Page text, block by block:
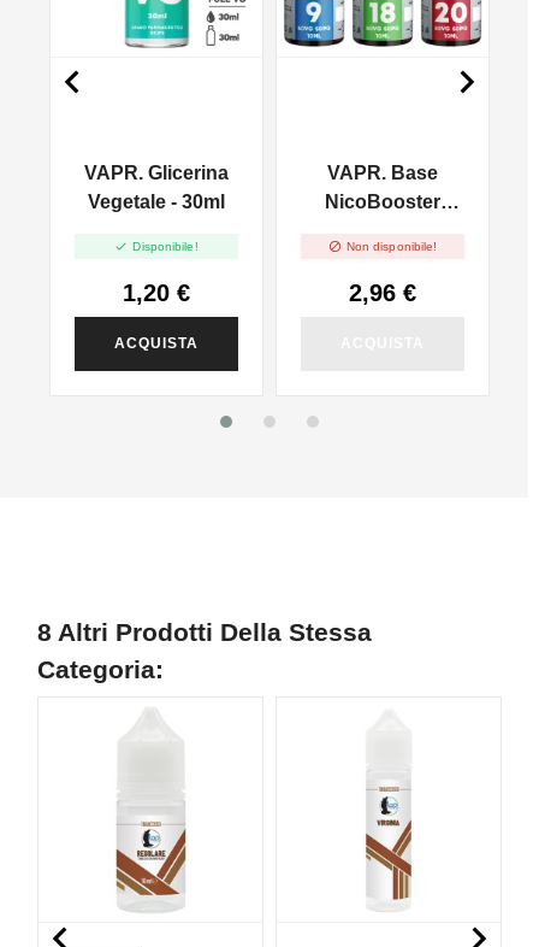
VAPR. Glicerina
Vegetale - 30ml
 Disponibile!
1,20 €
ACQUISTA
VAPR. Base
NicoBooster
 Non disponibile!
2,96 €
 
8 Altri Prodotti Della Stessa
Categoria: